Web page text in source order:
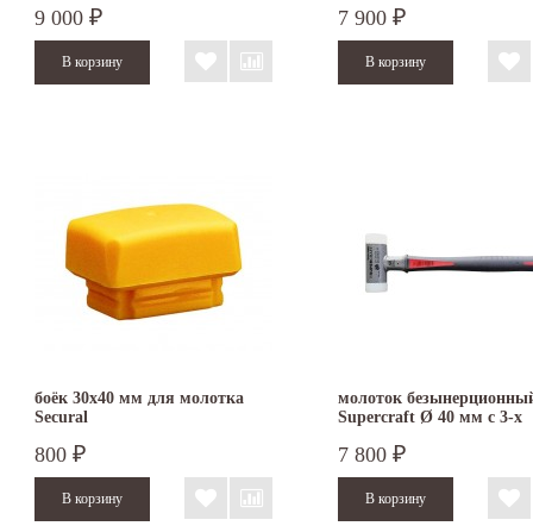
9 000 ₽ 7 900 ₽
боёк 30x40 мм для молотка
Secural
800 ₽
молоток
Supercraft Ø 40 мм с 3-х
3389.040
7 800 ₽